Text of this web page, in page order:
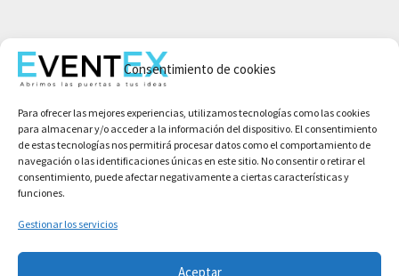
Consentimiento de cookies
Para ofrecer las mejores experiencias, utilizamos tecnologías como las cookies
para almacenar y/o acceder a la información del dispositivo. El consentimiento
de estas tecnologías nos permitirá procesar datos como el comportamiento de
navegación o las identificaciones únicas en este sitio. No consentir o retirar el
consentimiento, puede afectar negativamente a ciertas características y
funciones.
Gestionar los servicios
Aceptar
Aviso legal
Política de privacidad
Condiciones de compra
Política de cookies